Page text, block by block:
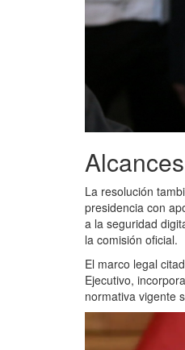
La resolución
presidencia con
a la seguridad
la comisión oficial.
El marco legal
Ejecutivo,
normativa vigente